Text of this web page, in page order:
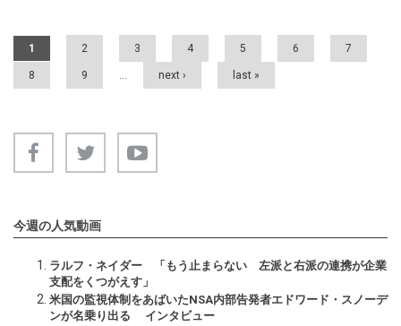
Pages
1 2 3 4 5 6 7
8 9 … next › last »
今週の人気動画
ラルフ・ネイダー 「もう止まらない 左派と右派の連携が企業
支配をくつがえす」
米国の監視体制をあばいたNSA内部告発者エドワード・スノーデ
ンが名乗り出る インタビュー